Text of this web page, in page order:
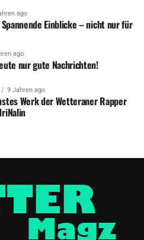
ago
Einblicke – nicht nur für
ago
nur gute Nachrichten!
9 Jahren ago
Werk der Wetteraner Rapper